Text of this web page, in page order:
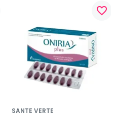
favorite_border
SANTE VERTE